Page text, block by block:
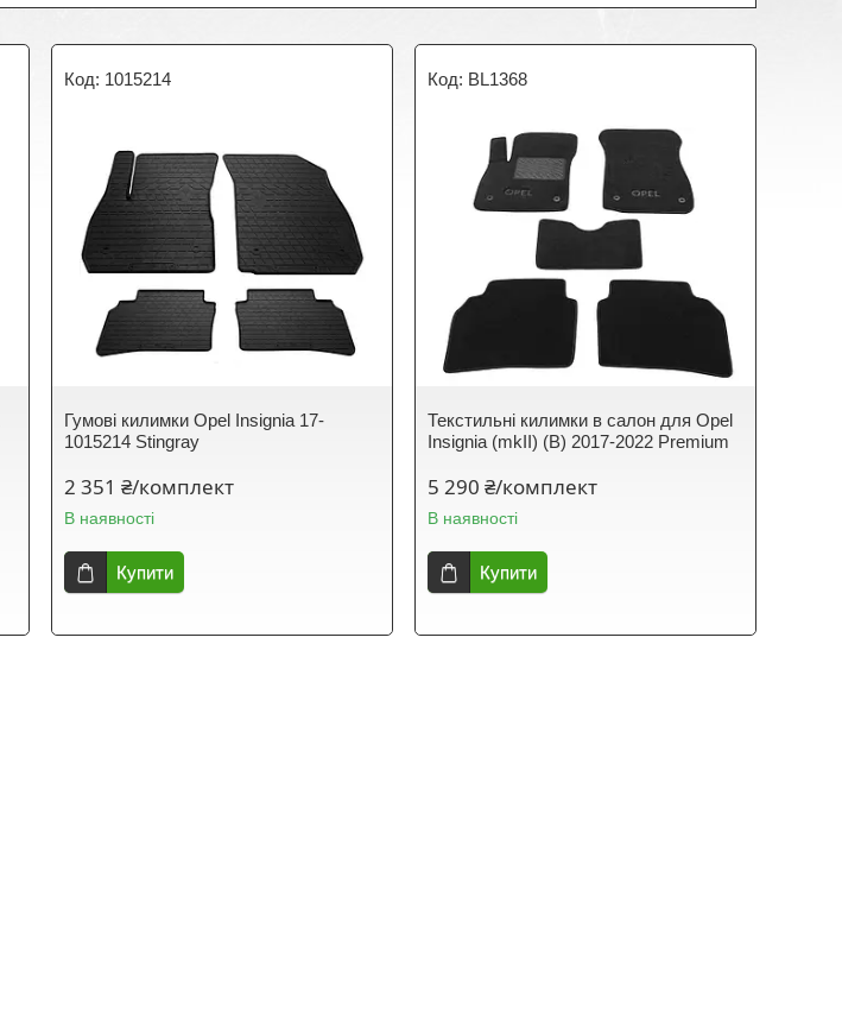
1015214
Гумові килимки Opel Insignia 17-
1015214 Stingray
2 351 ₴/комплект
В наявності
Купити
BL1368
Текстильні килимки в салон для Opel
Insignia (mkII) (B) 2017-2022 Premium
5 290 ₴/комплект
В наявності
Купити